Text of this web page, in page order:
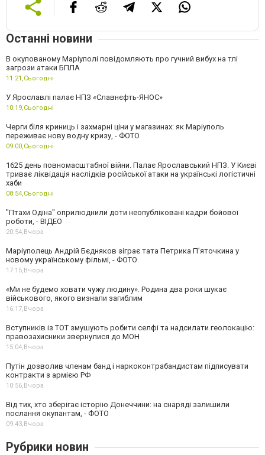
Останні новини
В окупованому Маріуполі повідомляють про гучний вибух на тлі
загрози атаки БПЛА
11:21,Сьогодні
У Ярославлі палає НПЗ «Славнєфть-ЯНОС»
10:19,Сьогодні
Черги біля криниць і захмарні ціни у магазинах: як Маріуполь
переживає нову водну кризу, - ФОТО
09:00,Сьогодні
1625 день повномасштабної війни. Палає Ярославський НПЗ. У Києві
триває ліквідація наслідків російської атаки на українські логістичні
хаби
08:54,Сьогодні
"Птахи Одіна" оприлюднили доти неопубліковані кадри бойової
роботи, - ВІДЕО
20:54,Вчора
Маріуполець Андрій Бєдняков зіграє тата Петрика П’яточкина у
новому українському фільмі, - ФОТО
17:15,Вчора
«Ми не будемо ховати чужу людину». Родина два роки шукає
військового, якого визнали загиблим
16:17,Вчора
Вступників із ТОТ змушують робити селфі та надсилати геолокацію:
правозахисники звернулися до МОН
15:04,Вчора
Путін дозволив членам банд і наркоконтрабандистам підписувати
контракти з армією РФ
10:56,Вчора
Від тих, хто зберігає історію Донеччини: на снаряді залишили
послання окупантам, - ФОТО
09:43,Вчора
Рубрики новин